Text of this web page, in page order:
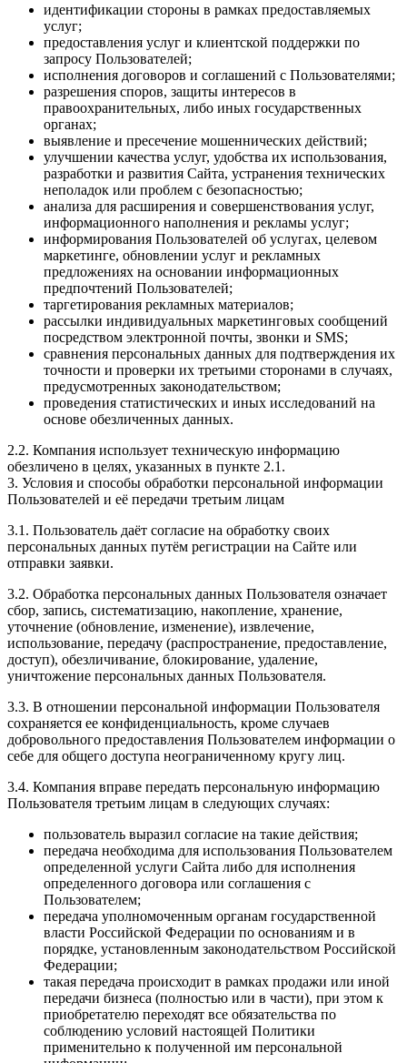
идентификации стороны в рамках предоставляемых
услуг;
предоставления услуг и клиентской поддержки по
запросу Пользователей;
исполнения договоров и соглашений с Пользователями;
разрешения споров, защиты интересов в
правоохранительных, либо иных государственных
органах;
выявление и пресечение мошеннических действий;
улучшении качества услуг, удобства их использования,
разработки и развития Сайта, устранения технических
неполадок или проблем с безопасностью;
анализа для расширения и совершенствования услуг,
информационного наполнения и рекламы услуг;
информирования Пользователей об услугах, целевом
маркетинге, обновлении услуг и рекламных
предложениях на основании информационных
предпочтений Пользователей;
таргетирования рекламных материалов;
рассылки индивидуальных маркетинговых сообщений
посредством электронной почты, звонки и SMS;
сравнения персональных данных для подтверждения их
точности и проверки их третьими сторонами в случаях,
предусмотренных законодательством;
проведения статистических и иных исследований на
основе обезличенных данных.
2.2. Компания использует техническую информацию
обезличено в целях, указанных в пункте 2.1.
3. Условия и способы обработки персональной информации
Пользователей и её передачи третьим лицам
3.1. Пользователь даёт согласие на обработку своих
персональных данных путём регистрации на Сайте или
отправки заявки.
3.2. Обработка персональных данных Пользователя означает
сбор, запись, систематизацию, накопление, хранение,
уточнение (обновление, изменение), извлечение,
использование, передачу (распространение, предоставление,
доступ), обезличивание, блокирование, удаление,
уничтожение персональных данных Пользователя.
3.3. В отношении персональной информации Пользователя
сохраняется ее конфиденциальность, кроме случаев
добровольного предоставления Пользователем информации о
себе для общего доступа неограниченному кругу лиц.
3.4. Компания вправе передать персональную информацию
Пользователя третьим лицам в следующих случаях:
пользователь выразил согласие на такие действия;
передача необходима для использования Пользователем
определенной услуги Сайта либо для исполнения
определенного договора или соглашения с
Пользователем;
передача уполномоченным органам государственной
власти Российской Федерации по основаниям и в
порядке, установленным законодательством Российской
Федерации;
такая передача происходит в рамках продажи или иной
передачи бизнеса (полностью или в части), при этом к
приобретателю переходят все обязательства по
соблюдению условий настоящей Политики
применительно к полученной им персональной